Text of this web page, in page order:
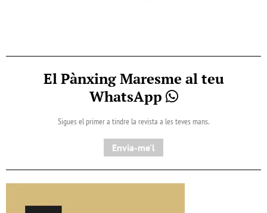
El Pànxing Maresme al teu
WhatsApp
Sigues el primer a tindre la revista a les teves mans.
Envia-me'l